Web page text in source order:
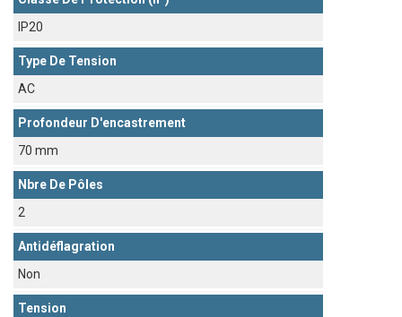
IP20
Type De Tension
AC
Profondeur D'encastrement
70 mm
Nbre De Pôles
2
Antidéflagration
Non
Tension